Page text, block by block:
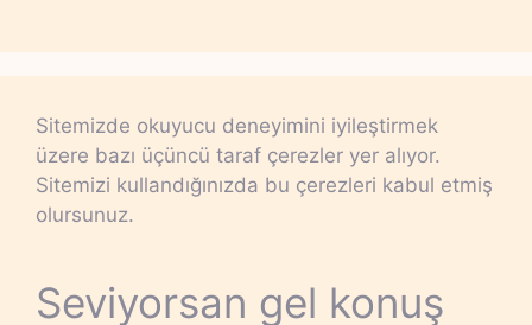
Sitemizde okuyucu deneyimini iyileştirmek
üzere bazı üçüncü taraf çerezler yer alıyor.
Sitemizi kullandığınızda bu çerezleri kabul etmiş
olursunuz.
Seviyorsan gel konuş